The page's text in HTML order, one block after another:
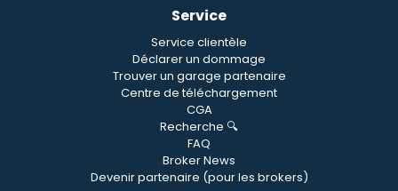
Service
Service clientèle
Déclarer un dommage
Trouver un garage partenaire
Centre de téléchargement
CGA
Recherche 🔍
FAQ
Broker News
Devenir partenaire (pour les brokers)